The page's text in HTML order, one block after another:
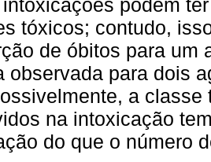
podem
tóxicos; contudo,
de óbitos para um
observada para dois
a
na intoxicação
do que o número